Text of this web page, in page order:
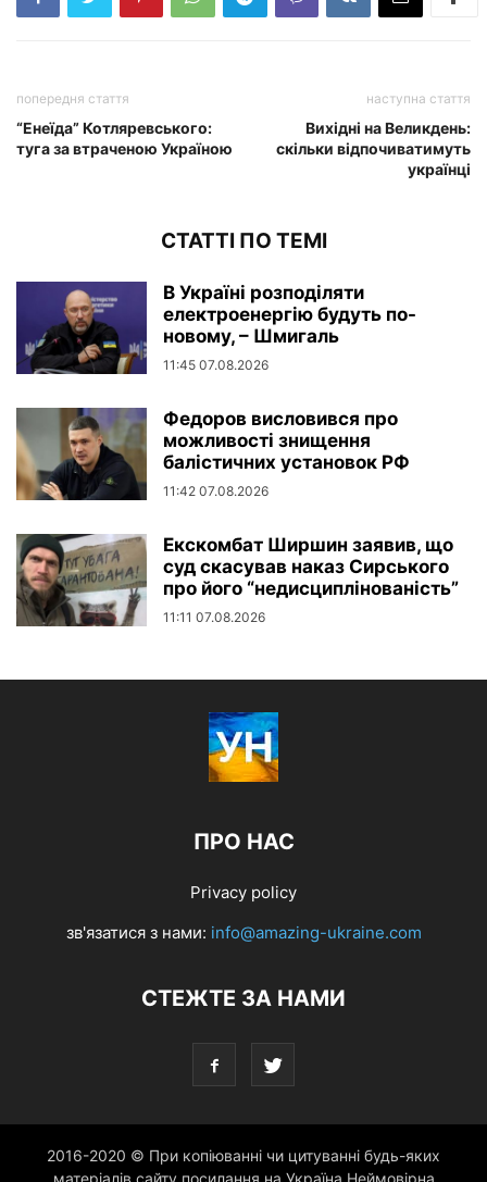
попередня стаття
“Енеїда” Котляревського:
туга за втраченою Україною
наступна стаття
Вихідні на Великдень:
скільки відпочиватимуть
українці
СТАТТІ ПО ТЕМІ
В Україні розподіляти
електроенергію будуть по-
новому, – Шмигаль
11:45 07.08.2026
Федоров висловився про
можливості знищення
балістичних установок РФ
11:42 07.08.2026
Екскомбат Ширшин заявив, що
суд скасував наказ Сирського
про його “недисциплінованість”
11:11 07.08.2026
ПРО НАС
Privacy policy
зв'язатися з нами: info@amazing-ukraine.com
СТЕЖТЕ ЗА НАМИ
2016-2020 © При копіюванні чи цитуванні будь-яких